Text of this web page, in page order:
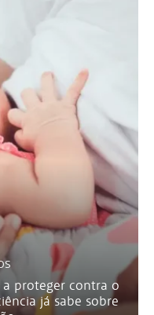
proteger contra o
já sabe sobre